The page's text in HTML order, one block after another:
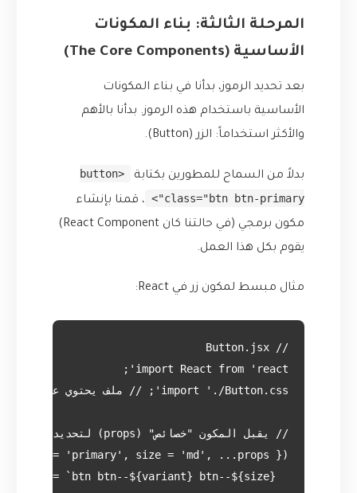
المرحلة الثالثة: بناء المكونات
الأساسية (The Core Components)
بعد تحديد الرموز، بدأنا في بناء المكونات
الأساسية باستخدام هذه الرموز. بدأنا بالأهم
والأكثر استخداماً: الزر (Button).
بدلاً من السماح للمطورين بكتابة
<button
class="btn btn-primary">
، قمنا بإنشاء
مكون برمجي (في حالتنا كان React Component)
يقوم بكل هذا العمل.
مثال مبسط لمكون زر في React: